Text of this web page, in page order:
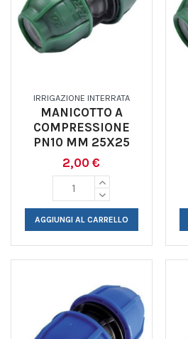
IRRIGAZIONE INTERRATA
MANICOTTO A
COMPRESSIONE
PN10 MM 25X25
2,00 €
AGGIUNGI AL CARRELLO